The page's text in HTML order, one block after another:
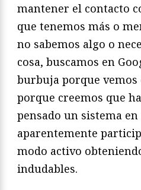
mantener el contacto
que tenemos más o
no sabemos algo o
cosa, buscamos en
burbuja porque vemos
porque creemos que
pensado un sistema en
aparentemente
modo activo
indudables.